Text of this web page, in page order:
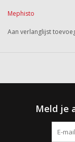
Mephisto
Aan verlanglijst
Meld je